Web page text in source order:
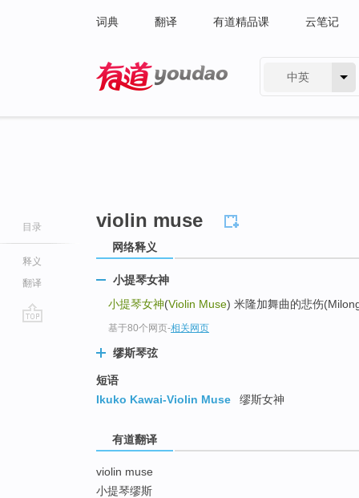
词典 翻译 有道精品课 云笔记
中英
目录
释义
翻译
violin muse
网络释义
小提琴女神
小提琴女神(Violin Muse) 米隆加舞曲的悲伤
基于80个网页-相关网页
缪斯琴弦
短语
Ikuko Kawai-Violin Muse
缪斯女神
有道翻译
violin muse
小提琴缪斯